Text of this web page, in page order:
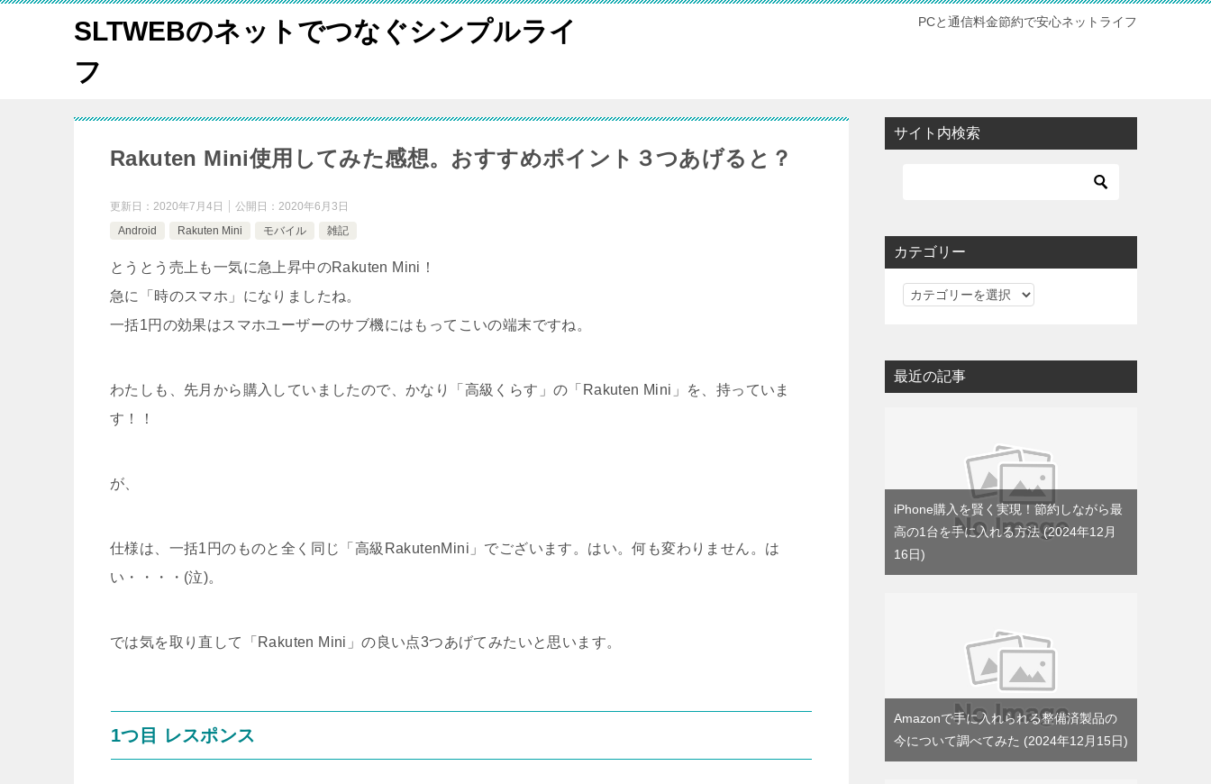
SLTWEBのネットでつなぐシンプルライ
フ
PCと通信料金節約で安心ネットライフ
Rakuten Mini使用してみた感想。おすすめポイント３つあげると？
更新日： 2020年7月4日 公開日： 2020年6月3日
Android
Rakuten Mini モバイル 雑記
とうとう売上も一気に急上昇中のRakuten Mini！
急に「時のスマホ」になりましたね。
一括1円の効果はスマホユーザーのサブ機にはもってこいの端末ですね。
わたしも、先月から購入していましたので、かなり「高級くらす」の「Rakuten Mini」を、持っていま
す！！
が、
仕様は、一括1円のものと全く同じ「高級RakutenMini」でございます。はい。何も変わりません。は
い・・・・(泣)。
では気を取り直して「Rakuten Mini」の良い点3つあげてみたいと思います。
1つ目 レスポンス
サイト内検索
カテゴリー
カ
リ
ー
最近の記事
iPhone購入を賢く実現！節約しながら最
高の1台を手に入れる方法 2024年12月
16日
Amazonで手に入れられる整備済製品の
今について調べてみた
2024年12月15日